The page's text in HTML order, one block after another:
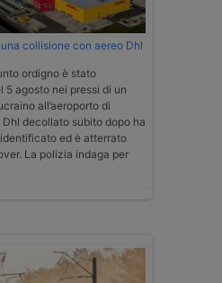
collisione con aereo Dhl
ordigno è stato
5 agosto nei pressi di un
all’aeroporto di
decollato subito dopo ha
ed è atterrato
La polizia indaga per